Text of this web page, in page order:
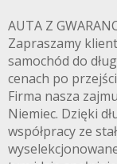
AUTA Z
Zapraszamy
samochód do
cenach po
Firma nasza
Niemiec. Dzięki
współpracy ze